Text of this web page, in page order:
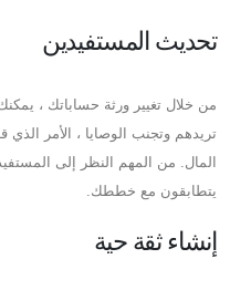
تحديث المستفيدين
من خلال تغيير ورثة حساباتك ،
تريدهم وتجنب الوصايا ، الأمر
المال. من المهم النظر إلى
يتطابقون مع خططك.
إنشاء ثقة حية